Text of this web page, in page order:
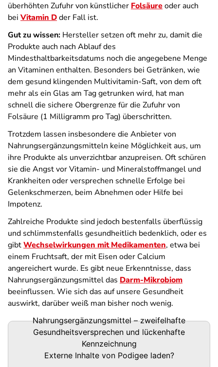
überhöhten Zufuhr von künstlicher Folsäureoder auch
bei Vitamin Dder Fall ist.
Gut zu wissen: Hersteller setzen oft mehr zu, damit die
Produkte auch nach Ablauf des
Mindesthaltbarkeitsdatums noch die angegebene Menge
an Vitaminen enthalten. Besonders bei Getränken, wie
dem gesund klingenden Multivitamin-Saft, von dem oft
mehr als ein Glas am Tag getrunken wird, hat man
schnell die sichere Obergrenze für die Zufuhr von
Folsäure (1 Milligramm pro Tag) überschritten.
Trotzdem lassen insbesondere die Anbieter von
Nahrungsergänzungsmitteln keine Möglichkeit aus, um
ihre Produkte als unverzichtbar anzupreisen. Oft schüren
sie die Angst vor Vitamin- und Mineralstoffmangel und
Krankheiten oder versprechen schnelle Erfolge bei
Gelenkschmerzen, beim Abnehmen oder Hilfe bei
Impotenz.
Zahlreiche Produkte sind jedoch bestenfalls überflüssig
und schlimmstenfalls gesundheitlich bedenklich, oder es
gibtWechselwirkungen mit Medikamenten, etwa bei
einem Fruchtsaft, der mit Eisen oder Calcium
angereichert wurde. Es gibt neue Erkenntnisse, dass
Nahrungsergänzungsmittel das Darm-Mikrobiom
beeinflussen. Wie sich das auf unsere Gesundheit
auswirkt, darüber weiß man bisher noch wenig.
Podigee-
Nahrungsergänzungsmittel – zweifelhafte
Gesundheitsversprechen und lückenhafte
Kennzeichnung
Externe Inhalte von Podigeeladen?